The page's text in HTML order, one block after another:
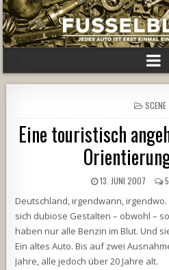
POSTED
IN
SCENE
Eine touristisch
13. JUNI 2007
Deutschland, irgendwann,
sich dubiose Gestalten – obwohl –
haben nur alle Benzin im Blut. Und
Ein altes Auto. Bis auf zwei
Jahre, alle jedoch über 20 Jahre alt.